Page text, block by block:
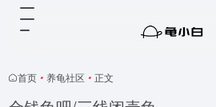
首页 • 养龟社区 • 正文